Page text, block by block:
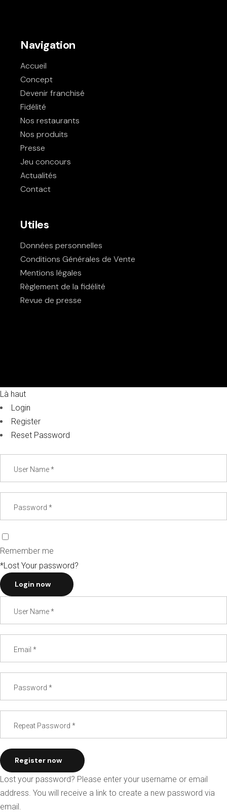
Navigation
Accueil
Concept
Devenir franchisé
Fidélité
Nos restaurants
Nos produits
Presse
Jeu concours
Actualités
Contact
Utiles
Données personnelles
Conditions Générales de Vente
Mentions légales
Règlement de la fidélité
Revue de presse
Là haut
Login
Register
Reset Password
Remember me
*Lost Your password?
Login now
Register now
Lost your password? Please enter your username or email
address. You will receive a link to create a new password via
email.